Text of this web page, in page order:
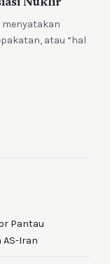
menyatakan
atau “hal
Pantau
AS-Iran